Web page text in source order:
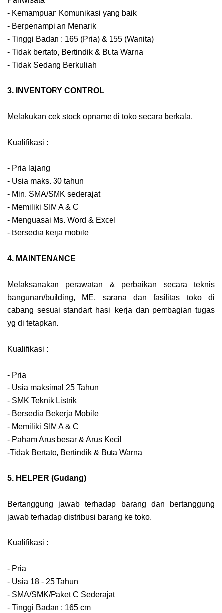
- Kemampuan Komunikasi yang baik
- Berpenampilan Menarik
- Tinggi Badan : 165 (Pria) & 155 (Wanita)
- Tidak bertato, Bertindik & Buta Warna
- Tidak Sedang Berkuliah
3. INVENTORY CONTROL
Melakukan cek stock opname di toko secara berkala.
Kualifikasi :
- Pria lajang
- Usia maks. 30 tahun
- Min. SMA/SMK sederajat
- Memiliki SIM A & C
- Menguasai Ms. Word & Excel
- Bersedia kerja mobile
4. MAINTENANCE
Melaksanakan perawatan & perbaikan secara teknis
bangunan/building, ME, sarana dan fasilitas toko di
cabang sesuai standart hasil kerja dan pembagian tugas
yg di tetapkan.
Kualifikasi :
- Pria
- Usia maksimal 25 Tahun
- SMK Teknik Listrik
- Bersedia Bekerja Mobile
- Memiliki SIM A & C
- Paham Arus besar & Arus Kecil
-Tidak Bertato, Bertindik & Buta Warna
5. HELPER (Gudang)
Bertanggung jawab terhadap barang dan bertanggung
jawab terhadap distribusi barang ke toko.
Kualifikasi :
- Pria
- Usia 18 - 25 Tahun
- SMA/SMK/Paket C Sederajat
- Tinggi Badan : 165 cm